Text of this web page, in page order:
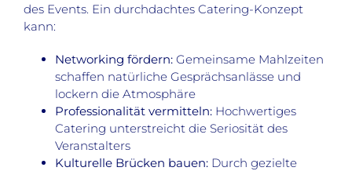
des Events. Ein durchdachtes Catering-Konzept
kann:
Networking fördern:Gemeinsame Mahlzeiten
schaffen natürliche Gesprächsanlässe und
lockern die Atmosphäre
Professionalität vermitteln:Hochwertiges
Catering unterstreicht die Seriosität des
Veranstalters
Kulturelle Brücken bauen:Durch gezielte